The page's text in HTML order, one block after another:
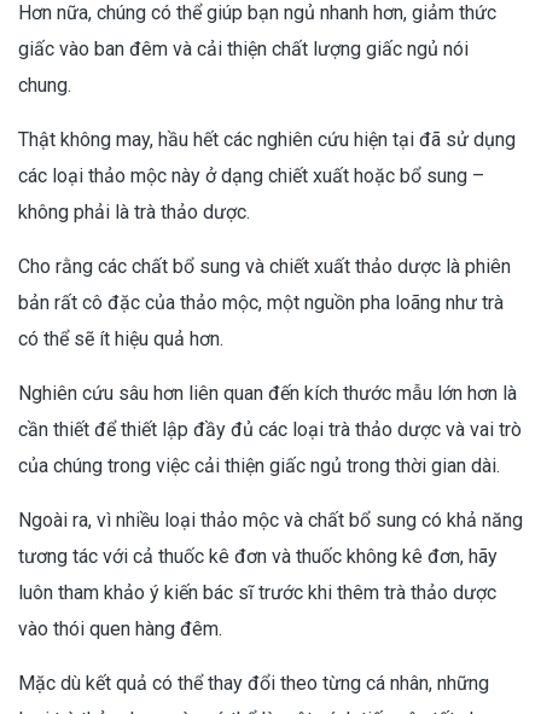
Hơn nữa, chúng có thể giúp bạn ngủ nhanh hơn, giảm thức
giấc vào ban đêm và cải thiện chất lượng giấc ngủ nói
chung.
Thật không may, hầu hết các nghiên cứu hiện tại đã sử dụng
các loại thảo mộc này ở dạng chiết xuất hoặc bổ sung –
không phải là trà thảo dược.
Cho rằng các chất bổ sung và chiết xuất thảo dược là phiên
bản rất cô đặc của thảo mộc, một nguồn pha loãng như trà
có thể sẽ ít hiệu quả hơn.
Nghiên cứu sâu hơn liên quan đến kích thước mẫu lớn hơn là
cần thiết để thiết lập đầy đủ các loại trà thảo dược và vai trò
của chúng trong việc cải thiện giấc ngủ trong thời gian dài.
Ngoài ra, vì nhiều loại thảo mộc và chất bổ sung có khả năng
tương tác với cả thuốc kê đơn và thuốc không kê đơn, hãy
luôn tham khảo ý kiến bác sĩ trước khi thêm trà thảo dược
vào thói quen hàng đêm.
Mặc dù kết quả có thể thay đổi theo từng cá nhân, những